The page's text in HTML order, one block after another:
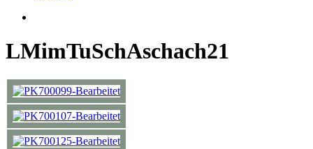
LMimTuSchAschach21